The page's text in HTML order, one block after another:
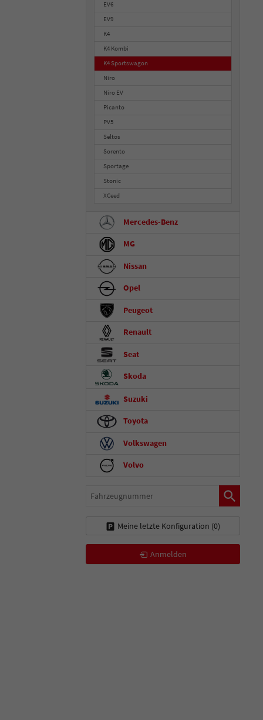
EV6
EV9
K4
K4 Kombi
K4 Sportswagon
Niro
Niro EV
Picanto
PV5
Seltos
Sorento
Sportage
Stonic
XCeed
Mercedes-Benz
MG
Nissan
Opel
Peugeot
Renault
Seat
Skoda
Suzuki
Toyota
Volkswagen
Volvo
Fahrzeugnummer
Meine letzte Konfiguration (0)
Anmelden